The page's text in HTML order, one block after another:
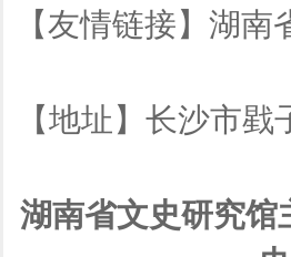
【友情链接】 湖南
【地址】长沙市
湖南省文史研究馆